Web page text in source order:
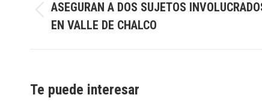
post:
ASEGURAN A DOS SUJETOS
EN VALLE DE CHALCO
Te puede interesar